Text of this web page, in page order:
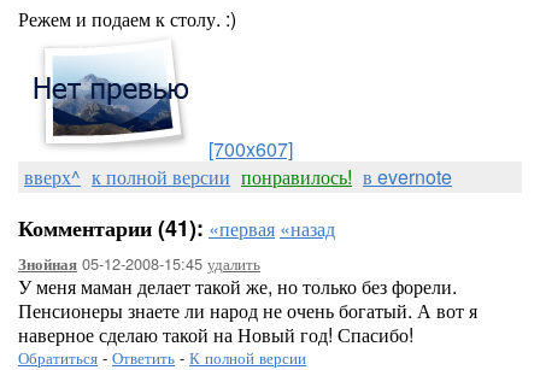
Режем и подаем к столу. :)
[700x607]
вверх^ к полной версии понравилось! в evernote
Комментарии (41): «первая «назад
Знойная 05-12-2008-15:45 удалить
У меня маман делает такой же, но только без форели.
Пенсионеры знаете ли народ не очень богатый. А вот я
наверное сделаю такой на Новый год! Спасибо!
Обратиться - Ответить - К полной версии